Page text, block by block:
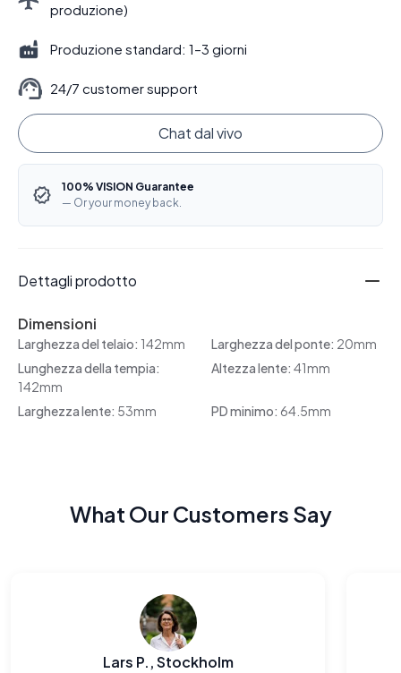
produzione)
Produzione standard: 1–3 giorni
24/7 customer support
Chat dal vivo
100% VISION Guarantee
— Or your money back.
Dettagli prodotto
Dimensioni
Larghezza del telaio: 142mm Larghezza del ponte: 20mm
Lunghezza della tempia:
142mm
Altezza lente: 41mm
Larghezza lente: 53mm PD minimo: 64.5mm
What Our Customers Say
Lars P., Stockholm